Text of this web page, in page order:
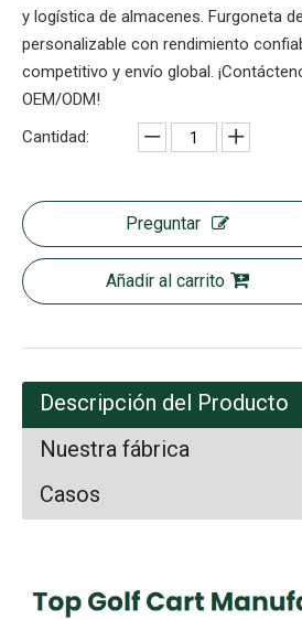
y logística de almacenes. Furgoneta
personalizable con rendimiento
competitivo y envío global.
OEM/ODM!
Cantidad:
Preguntar
Añadir al carrito
Descripción del Producto
Nuestra fábrica
Casos